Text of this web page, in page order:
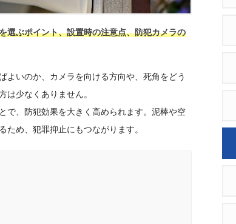
選ぶポイント、設置時の注意点、防犯カメラの
よいのか、カメラを向ける方向や、死角をどう
は少なくありません。
で、防犯効果を大きく高められます。泥棒や空
め、犯罪抑止にもつながります。